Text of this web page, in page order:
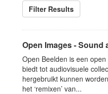
Filter Results
Open Images - Sound
Open Beelden is een
biedt tot audiovisuele
hergebruikt kunnen
het ‘remixen’ van...